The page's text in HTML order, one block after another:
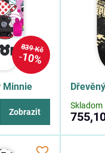
839 Kč
10%
Minnie
Zobrazit
Skladom